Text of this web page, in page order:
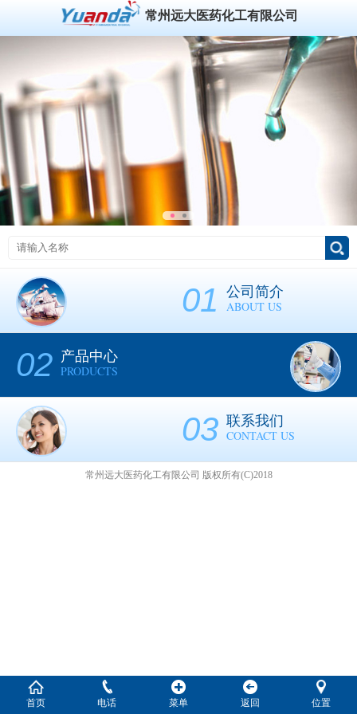
常州远大医药化工有限公司
01 公司简介
ABOUT US
02 产品中心
PRODUCTS
03 联系我们
CONTACT US
常州远大医药化工有限公司 版权所有(C)2018
首页 电话 菜单 返回 位置